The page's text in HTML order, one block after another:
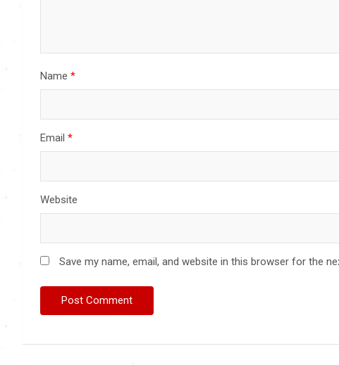
Name *
Email *
Website
Save my name, email, and website in this browser for the